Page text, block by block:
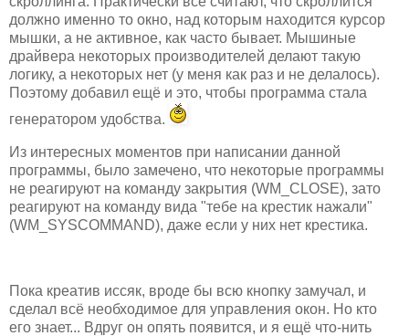
должно именно то окно, над которым находится курсор
мышки, а не активное, как часто бывает. Мышиные
драйвера некоторых производителей делают такую
логику, а некоторых нет (у меня как раз и не делалось).
Поэтому добавил ещё и это, чтобы программа стала
генератором удобства.
Из интересных моментов при написании данной
программы, было замечено, что некоторые программы
не реагируют на команду закрытия (WM_CLOSE), зато
реагируют на команду вида "тебе на крестик нажали"
(WM_SYSCOMMAND), даже если у них нет крестика.
Пока креатив иссяк, вроде бы всю кнопку замучал, и
сделал всё необходимое для управления окон. Но кто
его знает... Вдруг он опять появится, и я ещё что-нить